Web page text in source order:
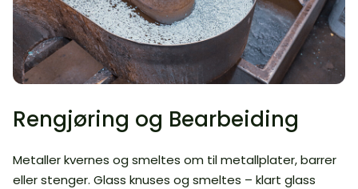
Rengjøring og Bearbeiding
Metaller kvernes og smeltes om til metallplater, barrer
eller stenger. Glass knuses og smeltes – klart glass